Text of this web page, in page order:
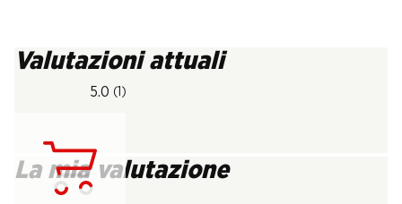
Valutazioni attuali
5.0 (1)
La mia valutazione